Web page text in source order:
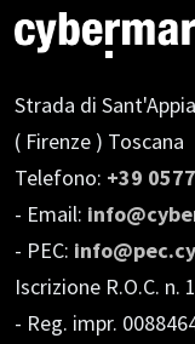
Strada di
( Firenze ) Toscana
Telefono: +39
- Email:
- PEC:
Iscrizione R.O.C. n.
- Reg. impr.